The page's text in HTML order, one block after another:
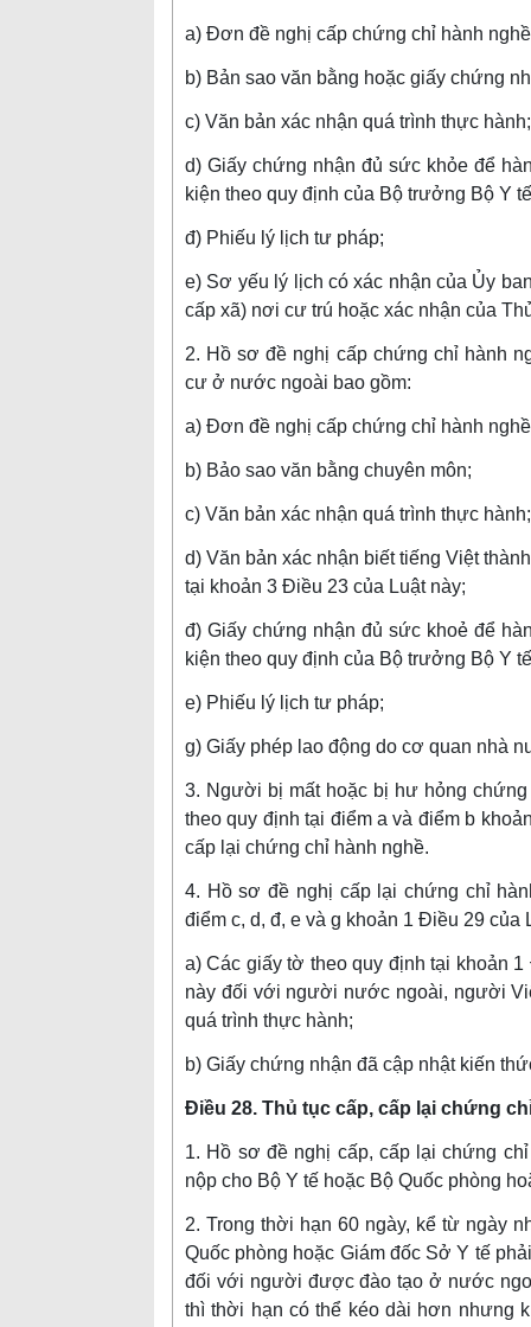
a) Đơn đề nghị cấp chứng chỉ hành
b) Bản sao văn bằng hoặc giấy chứng
c) Văn bản xác nhận quá trình thực hành;
d) Giấy chứng nhận đủ sức khỏe để
kiện theo quy định của Bộ trưởng Bộ Y
đ) Phiếu lý lịch tư pháp;
e) Sơ yếu lý lịch có xác nhận của Ủy
cấp xã) nơi cư trú hoặc xác nhận của
2. Hồ sơ đề nghị cấp chứng chỉ hành
cư ở nước ngoài bao gồm:
a) Đơn đề nghị cấp chứng chỉ hành
b) Bảo sao văn bằng chuyên môn;
c) Văn bản xác nhận quá trình thực hành;
d) Văn bản xác nhận biết tiếng Việt
tại khoản 3 Điều 23 của Luật này;
đ) Giấy chứng nhận đủ sức khoẻ để
kiện theo quy định của Bộ trưởng Bộ Y
e) Phiếu lý lịch tư pháp;
g) Giấy phép lao động do cơ quan nhà
3. Người bị mất hoặc bị hư hỏng
theo quy định tại điểm a và điểm b
cấp lại chứng chỉ hành nghề.
4. Hồ sơ đề nghị cấp lại chứng chỉ
điểm c, d, đ, e và g khoản 1 Điều 29 của
a) Các giấy tờ theo quy định tại khoản
này đối với người nước ngoài, người
quá trình thực hành;
b) Giấy chứng nhận đã cập nhật kiến
Điều 28. Thủ tục cấp, cấp lại chứng
1. Hồ sơ đề nghị cấp, cấp lại chứng
nộp cho Bộ Y tế hoặc Bộ Quốc phòng
2. Trong thời hạn 60 ngày, kể từ ngày
Quốc phòng hoặc Giám đốc Sở Y tế
đối với người được đào tạo ở nước
thì thời hạn có thể kéo dài hơn nhưng